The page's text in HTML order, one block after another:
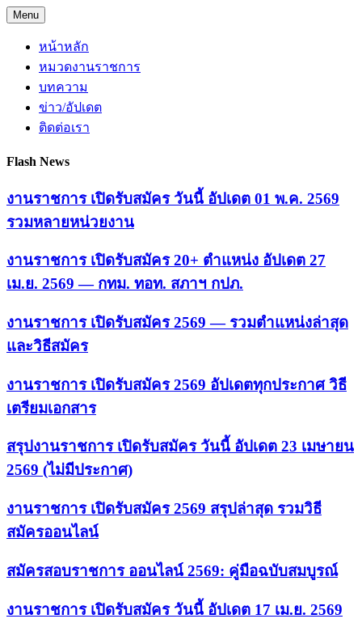
Skip
to
content
Menu
หน้าหลัก
หมวดงานราชการ
บทความ
ข่าว/อัปเดต
ติดต่อเรา
Flash News
งานราชการ เปิดรับสมัคร วันนี้ อัปเดต 01 พ.ค. 2569
รวมหลายหน่วยงาน
งานราชการ เปิดรับสมัคร 20+ ตำแหน่ง อัปเดต 27
เม.ย. 2569 — กทม. ทอท. สภาฯ กปภ.
งานราชการ เปิดรับสมัคร 2569 — รวมตำแหน่งล่าสุด
และวิธีสมัคร
งานราชการ เปิดรับสมัคร 2569 อัปเดตทุกประกาศ วิธี
เตรียมเอกสาร
สรุปงานราชการ เปิดรับสมัคร วันนี้ อัปเดต 23 เมษายน
2569 (ไม่มีประกาศ)
งานราชการ เปิดรับสมัคร 2569 สรุปล่าสุด รวมวิธี
สมัครออนไลน์
สมัครสอบราชการ ออนไลน์ 2569: คู่มือฉบับสมบูรณ์
งานราชการ เปิดรับสมัคร วันนี้ อัปเดต 17 เม.ย. 2569